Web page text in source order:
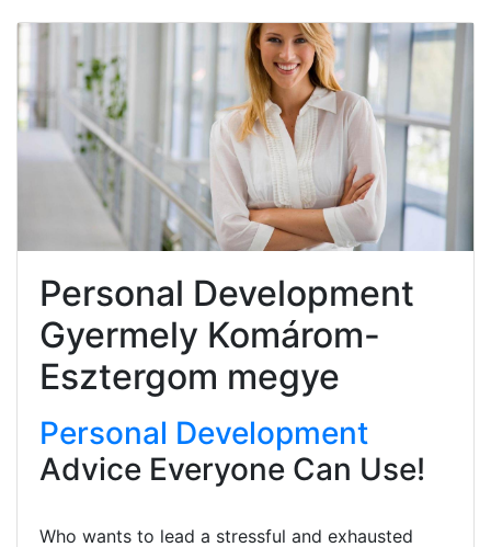
Personal Development
Gyermely Komárom-
Esztergom megye
Personal Development
Advice Everyone Can Use!
Who wants to lead a stressful and exhausted